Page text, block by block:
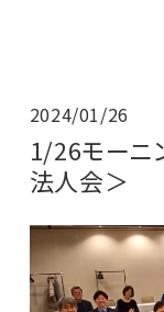
2024/01/26
1/26モーニ
法人会＞